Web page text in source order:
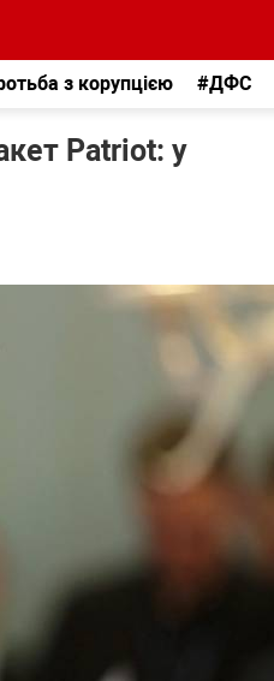
з корупцією #ДФС
Patriot: у